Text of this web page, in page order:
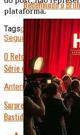
plataforma.
Tagscelebridades
Seguinte
O Retorno Triunfal de Fê
Série e Reata Com o
Anterior
Surpresa no Oscar: Atriz
Bastidores
Redefinindo o